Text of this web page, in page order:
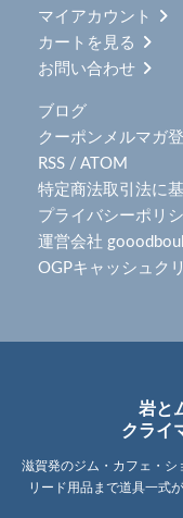
マイアカウント
カートを見る
お問い合わせ
ブログ
クーポンメルマガ
RSS / ATOM
特定商法取引法に
プライバシーポリ
運営会社
OGPキャッシュク
岩と
クライ
滋賀発のジム・カフェ・シ
リード用品まで道具一式